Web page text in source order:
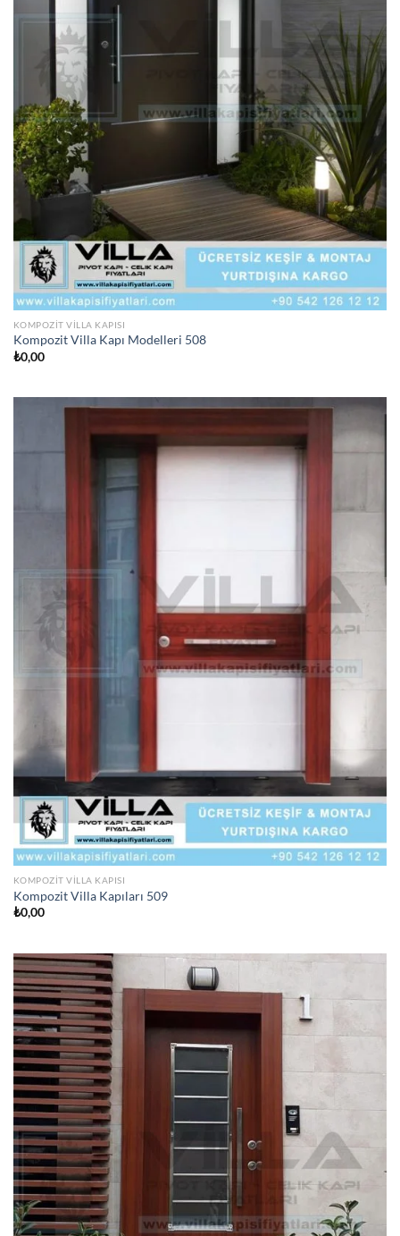
KOMPOZIT VILLA KAPISI
Kompozit Villa Kapı Modelleri 508
₺0,00
KOMPOZIT VILLA KAPISI
Kompozit Villa Kapıları 509
₺0,00